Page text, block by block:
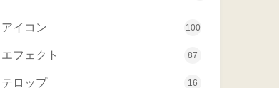
アイコン 100
エフェクト 87
テロップ 16